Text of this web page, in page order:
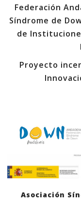
Federación
Síndrome de
de
Proyecto
Asociación